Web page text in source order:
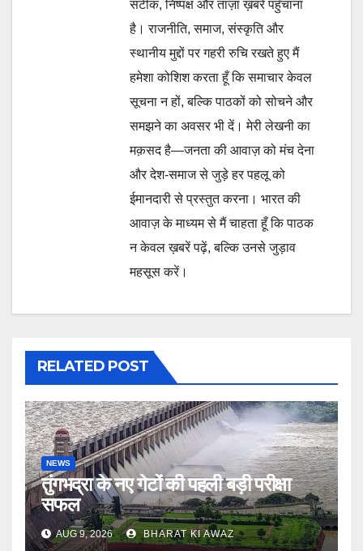
सटीक, निष्पक्ष और ताज़ा ख़बरें पहुँचाना
है। राजनीति, समाज, संस्कृति और
स्थानीय मुद्दों पर गहरी रुचि रखते हुए मैं
हमेशा कोशिश करता हूँ कि समाचार केवल
सूचना न हों, बल्कि पाठकों को सोचने और
समझने का अवसर भी दें। मेरी लेखनी का
मक़सद है—जनता की आवाज़ को मंच देना
और देश-समाज से जुड़े हर पहलू को
ईमानदारी से प्रस्तुत करना। भारत की
आवाज़ के माध्यम से मैं चाहता हूँ कि पाठक
न केवल ख़बरें पढ़ें, बल्कि उनसे जुड़ाव
महसूस करें।
RELATED POST
NEWS
तुंगभद्रा के नए गेटों की पहली बड़ी परीक्षा
सफल
AUG 9, 2026 BHARAT KI AWAZ